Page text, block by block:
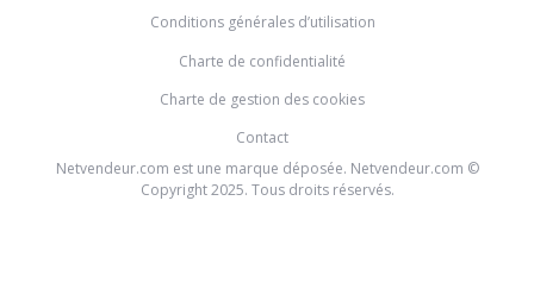
Conditions générales d’utilisation
Charte de confidentialité
Charte de gestion des cookies
Contact
Netvendeur.com est une marque déposée. Netvendeur.com ©
Copyright 2025. Tous droits réservés.